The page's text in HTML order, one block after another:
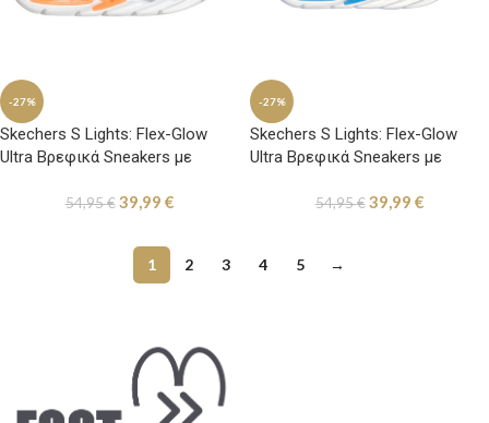
-27%
Skechers S Lights: Flex-Glow
Ultra Βρεφικά Sneakers με
Πορτοκαλί54,95€ 39,99 €
-27%
Skechers S Lights: Flex-Glow
Ultra Βρεφικά Sneakers με
54,95€ 39,99 €
1 2 3 4 5 →